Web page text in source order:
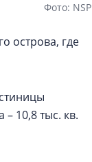
Фото: NSP
острова, где
10,8 тыс. кв.